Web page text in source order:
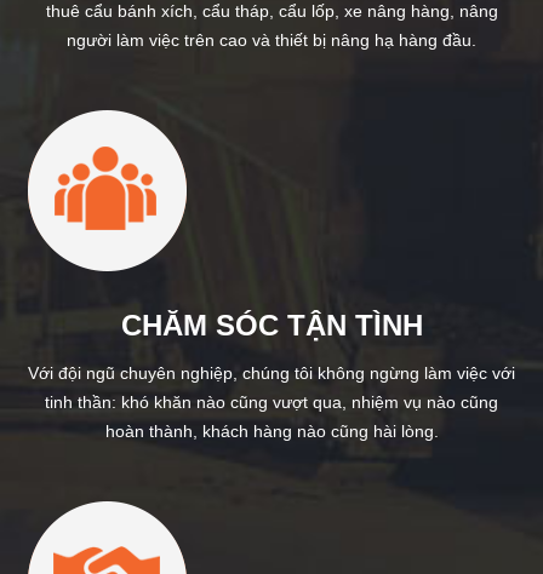
thuê cẩu bánh xích, cẩu tháp, cẩu lốp, xe nâng hàng, nâng
người làm việc trên cao và thiết bị nâng hạ hàng đầu.
CHĂM SÓC TẬN TÌNH
Với đội ngũ chuyên nghiệp, chúng tôi không ngừng làm việc với
tinh thần: khó khăn nào cũng vượt qua, nhiệm vụ nào cũng
hoàn thành, khách hàng nào cũng hài lòng.